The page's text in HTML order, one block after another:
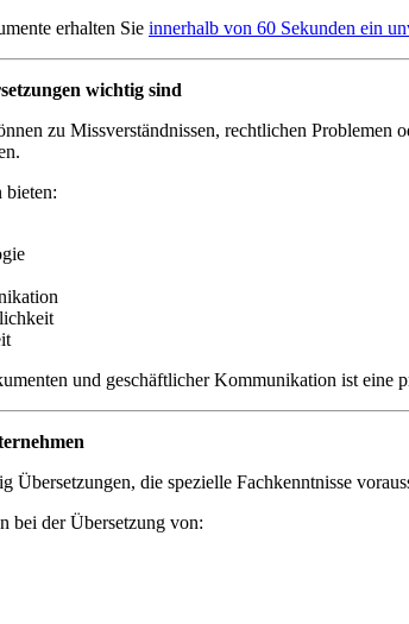
erhalten Sie innerhalb von 60 Sekunden ein
wichtig sind
zu Missverständnissen, rechtlichen
bieten:
und geschäftlicher Kommunikation ist eine
Übersetzungen, die spezielle Fachkenntnisse
bei der Übersetzung von: